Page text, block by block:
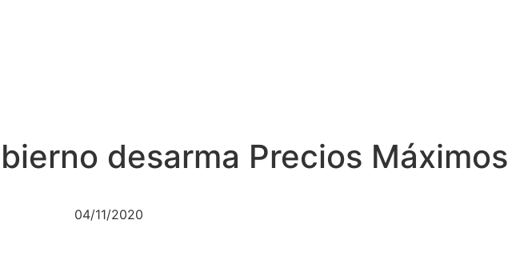
desarma Precios Máximos
04/11/2020